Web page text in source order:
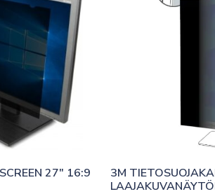
27″ 16:9
3M